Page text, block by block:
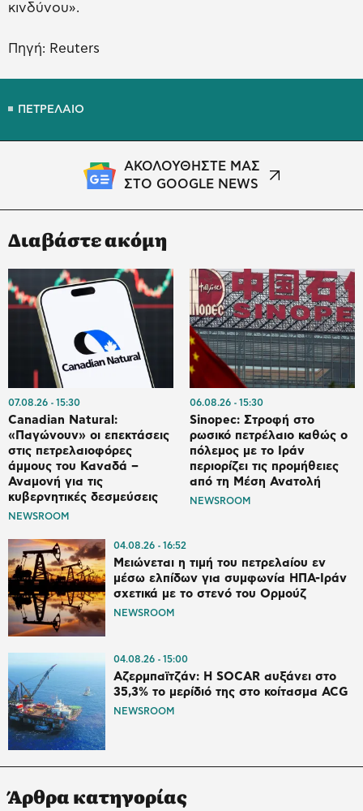
κινδύνου».
Πηγή: Reuters
ΠΕΤΡΕΛΑΙΟ
ΑΚΟΛΟΥΘΗΣΤΕ ΜΑΣ
ΣΤΟ GOOGLE NEWS
Διαβάστε ακόμη
07.08.26 15:30
Canadian Natural:
«Παγώνουν» οι επεκτάσεις
στις πετρελαιοφόρες
άμμους του Καναδά –
Αναμονή για τις
κυβερνητικές δεσμεύσεις
NEWSROOM
06.08.26 15:30
Sinopec: Στροφή στο
ρωσικό πετρέλαιο καθώς ο
πόλεμος με το Ιράν
περιορίζει τις προμήθειες
από τη Μέση Ανατολή
NEWSROOM
04.08.26 16:52
Μειώνεται η τιμή του πετρελαίου εν
μέσω ελπίδων για συμφωνία ΗΠΑ-Ιράν
σχετικά με το στενό του Ορμούζ
NEWSROOM
04.08.26 15:00
Αζερμπαϊτζάν: Η SOCAR αυξάνει στο
35,3% το μερίδιό της στο κοίτασμα ACG
NEWSROOM
Άρθρα κατηγορίας